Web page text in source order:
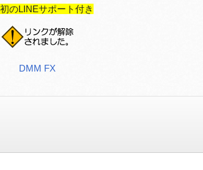
のLINEサポート付き
DMM FX